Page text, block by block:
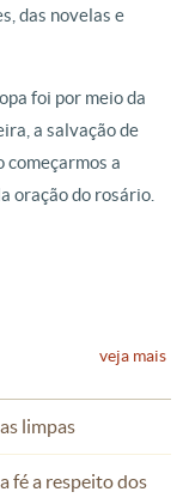
das novelas e
foi por meio da
a salvação de
começarmos a
oração do rosário.
limpas
fé a respeito dos
veja mais